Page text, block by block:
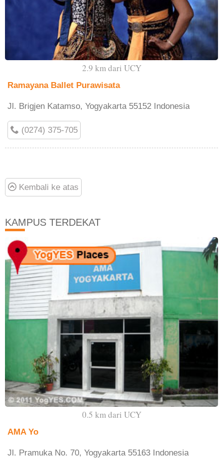
2.9 km dari UCY
Ramayana Ballet Purawisata
Jl. Brigjen Katamso, Yogyakarta 55152 Indonesia
(0274) 375-705
Kembali ke atas
KAMPUS TERDEKAT
0.5 km dari UCY
AMA Yo
Jl. Pramuka No. 70, Yogyakarta 55163 Indonesia